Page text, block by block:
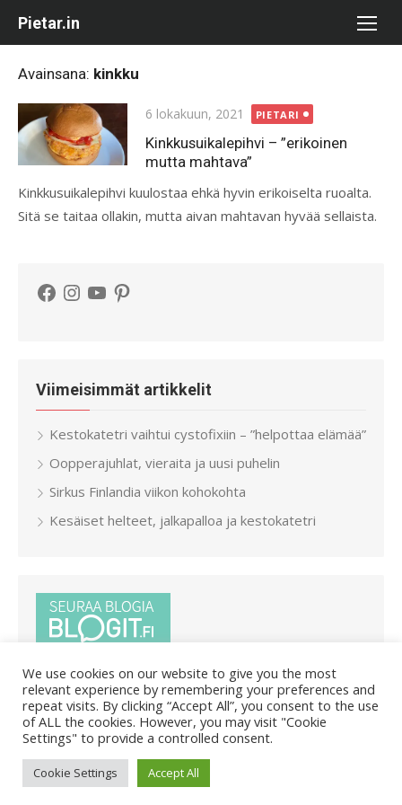
Pietar.in
Avainsana: kinkku
Posted
on
6 lokakuun, 2021 PIETARI
Kinkkusuikalepihvi – ”erikoinen
mutta mahtava”
Kinkkusuikalepihvi kuulostaa ehkä hyvin erikoiselta ruoalta.
Sitä se taitaa ollakin, mutta aivan mahtavan hyvää sellaista.
Facebook
Instagram
YouTubePinterest
Viimeisimmät artikkelit
Kestokatetri vaihtui cystofixiin – ”helpottaa elämää”
Oopperajuhlat, vieraita ja uusi puhelin
Sirkus Finlandia viikon kohokohta
Kesäiset helteet, jalkapalloa ja kestokatetri
© 2026 Pietar.in/ Powered by WordPress
Lab
We use cookies on our website to give you the most
relevant experience by remembering your preferences and
repeat visits. By clicking “Accept All”, you consent to the use
of ALL the cookies. However, you may visit "Cookie
Settings" to provide a controlled consent.
Cookie Settings Accept All